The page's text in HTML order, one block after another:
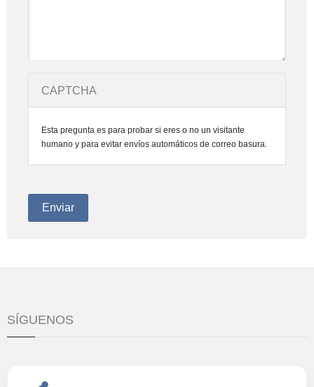
CAPTCHA
Esta pregunta es para probar si eres o no un visitante
humano y para evitar envíos automáticos de correo basura.
SÍGUENOS